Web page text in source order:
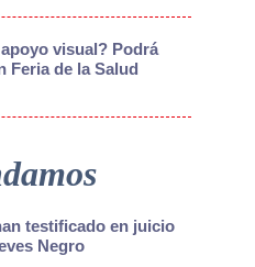
visual? Podrá
Feria de la Salud
testificado en juicio
Negro